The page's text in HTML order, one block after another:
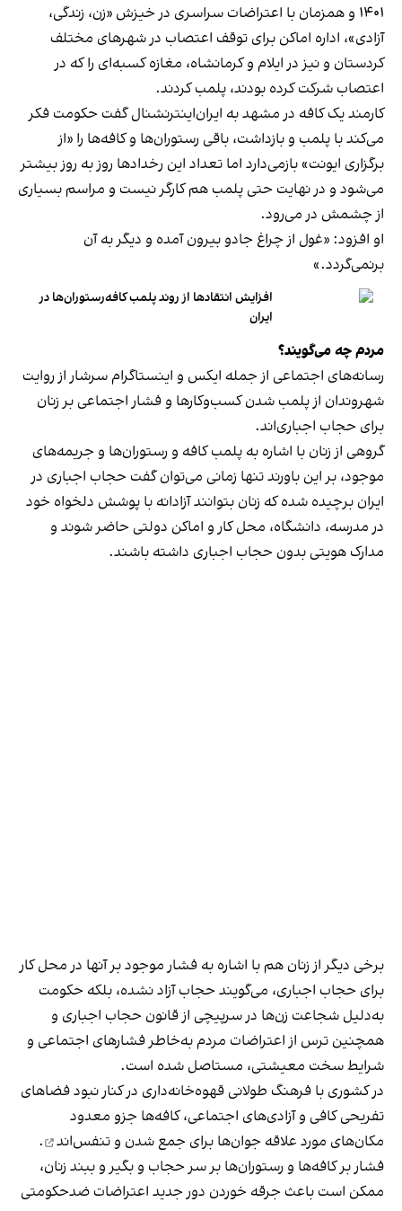
۱۴۰۱ و همزمان با اعتراضات سراسری در خیزش «زن، زندگی،
آزادی»، اداره اماکن برای توقف اعتصاب در شهرهای مختلف
کردستان و نیز در ایلام و کرمانشاه، مغازه کسبه‌ای را که در
اعتصاب شرکت کرده بودند، پلمب کردند.
کارمند یک کافه در مشهد به ایران‌اینترنشنال گفت حکومت فکر
می‌کند با پلمب و بازداشت، باقی رستوران‌ها و کافه‌ها را «از
برگزاری ایونت» بازمی‌دارد اما تعداد این رخدادها روز به روز بیشتر
می‌شود و در نهایت حتی پلمب هم کارگر نیست و مراسم بسیاری
از چشمش در می‌رود.
او افزود: «غول از چراغ جادو بیرون آمده و دیگر به آن
برنمی‎‌گردد.»
افزایش انتقادها از روند پلمب کافه‌رستوران‌ها در
ایران
مردم چه می‌گویند؟
رسانه‎‌های اجتماعی از جمله ایکس و اینستاگرام سرشار از روایت
شهروندان از پلمب شدن کسب‌وکارها و فشار اجتماعی بر زنان
برای حجاب اجباری‌اند.
گروهی از زنان با اشاره به پلمب کافه و رستوران‌ها و جریمه‌های
موجود، بر این باورند تنها زمانی می‌توان گفت حجاب اجباری در
ایران برچیده شده که زنان بتوانند آزادانه با پوشش دلخواه خود
در مدرسه، دانشگاه، محل کار و اماکن دولتی حاضر شوند و
مدارک هویتی بدون حجاب اجباری داشته باشند.
برخی دیگر از زنان هم با اشاره به فشار موجود بر آنها در محل کار
برای حجاب اجباری، می‌گویند حجاب آزاد نشده، بلکه حکومت
به‌دلیل شجاعت زن‌ها در سرپیچی از قانون حجاب اجباری و
همچنین ترس از اعتراضات مردم به‌خاطر فشارهای اجتماعی و
شرایط سخت معیشتی، مستاصل شده است.
در کشوری با فرهنگ طولانی قهوه‌‌خانه‌داری در کنار نبود فضاهای
تفریحی کافی و آزادی‌های اجتماعی، کافه‌ها جزو معدود
مکان‌های مورد علاقه جوان‌ها برای جمع شدن و تنفس‌اند
.
فشار بر کافه‌ها و رستوران‌ها بر سر حجاب و بگیر و ببند زنان،
ممکن است باعث جرقه خوردن دور جدید اعتراضات ضدحکومتی